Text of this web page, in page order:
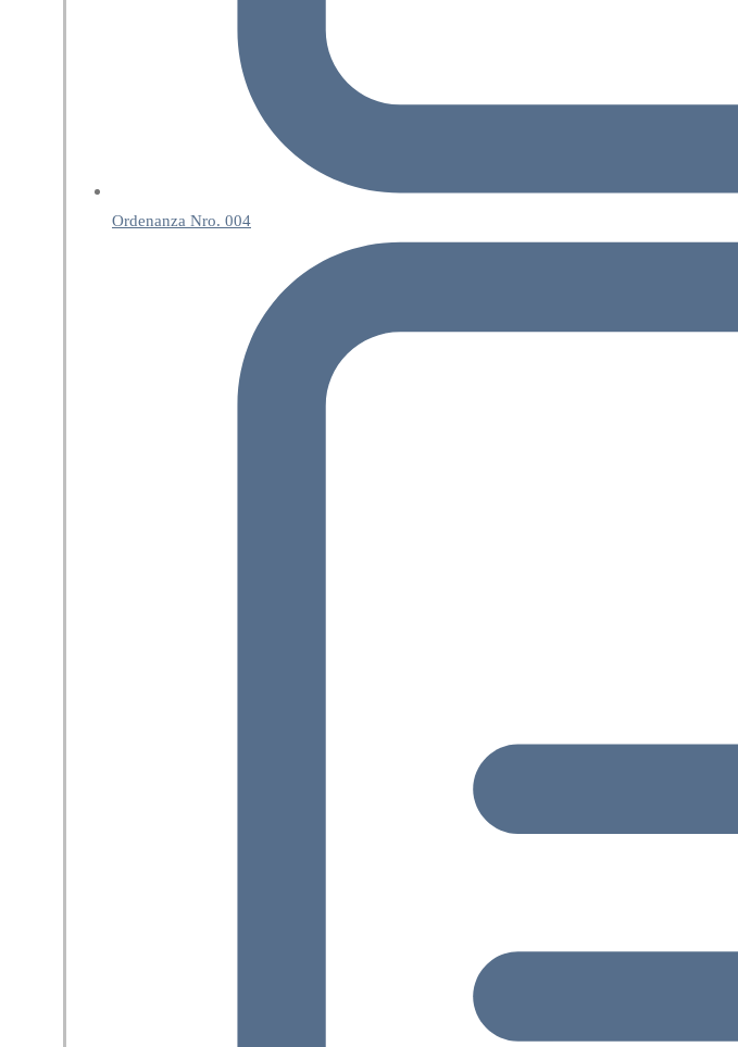
Ordenanza Nro. 004